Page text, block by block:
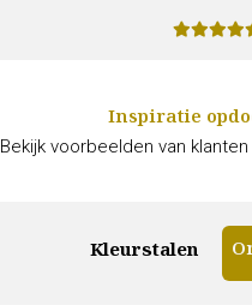
Inspiratie
Bekijk voorbeelden van
Kleurstalen